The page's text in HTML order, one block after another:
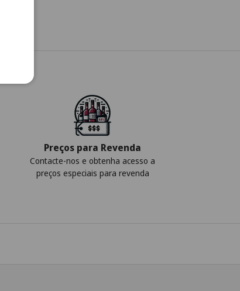
Preços para Revenda
Contacte-nos e obtenha acesso a
preços especiais para revenda